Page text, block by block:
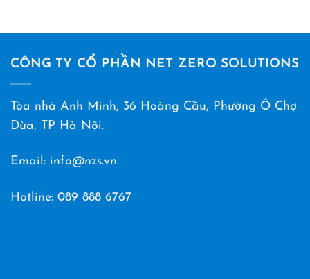
CÔNG TY CỔ PHẦN NET ZERO SOLUTIONS
Tòa nhà Anh Minh, 36 Hoàng Cầu, Phường Ô Chợ
Dừa, TP Hà Nội.
Email: info@nzs.vn
Hotline: 089 888 6767